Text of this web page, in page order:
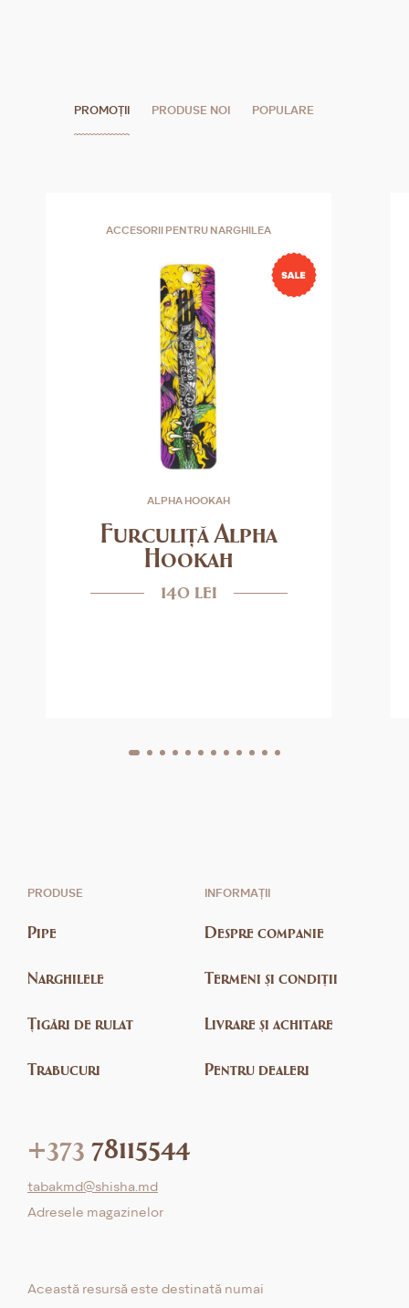
PROMOȚII PRODUSE NOI POPULARE
ACCESORII PENTRU NARGHILEA
ALPHA HOOKAH
Furculiţă Alpha
Hookah
140 lei
PRODUSE
Pipe
Narghilele
Țigări de rulat
Trabucuri
INFORMAȚII
Despre companie
Termeni și condiții
Livrare și achitare
Pentru dealeri
+373 78115544
tabakmd@shisha.md
Adresele magazinelor
Această resursă este destinată numai